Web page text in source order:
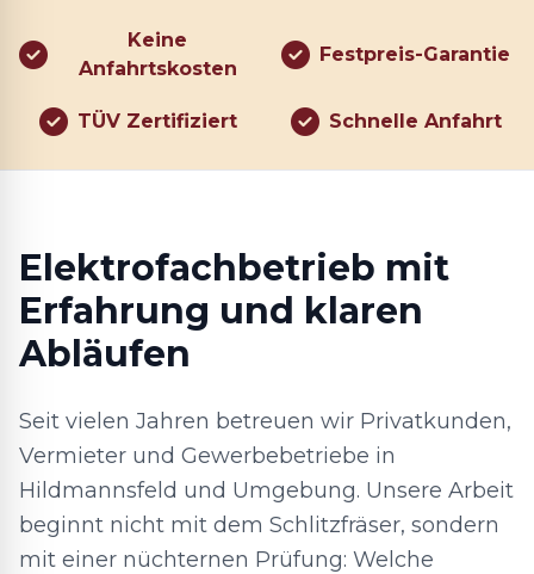
Keine
Anfahrtskosten
Festpreis-Garantie
TÜV Zertifiziert Schnelle Anfahrt
Elektrofachbetrieb mit
Erfahrung und klaren
Abläufen
Seit vielen Jahren betreuen wir Privatkunden,
Vermieter und Gewerbebetriebe in
Hildmannsfeld und Umgebung. Unsere Arbeit
beginnt nicht mit dem Schlitzfräser, sondern
mit einer nüchternen Prüfung: Welche